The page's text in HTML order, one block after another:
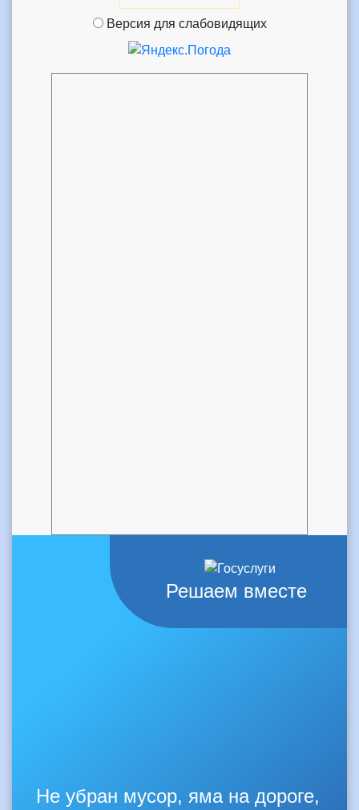
Версия для слабовидящих
Решаем вместе
Не убран мусор, яма на дороге,